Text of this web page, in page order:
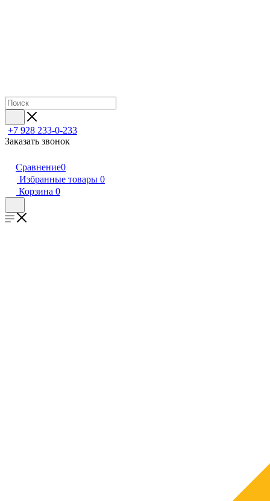
+7 928 233-0-233
Заказать звонок
Сравнение0
Избранные товары 0
Корзина 0